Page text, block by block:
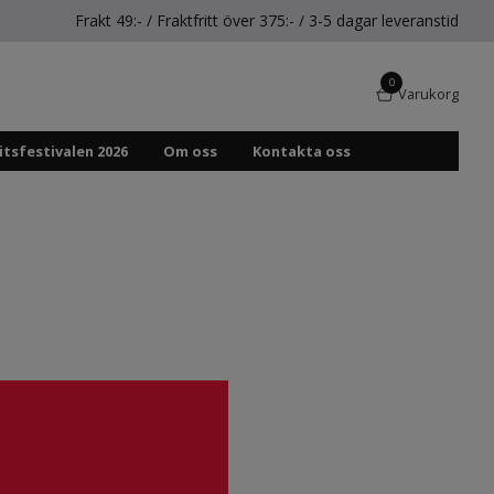
Frakt 49:- / Fraktfritt över 375:- / 3-5 dagar leveranstid
0
Varukorg
2026 Om oss Kontakta oss